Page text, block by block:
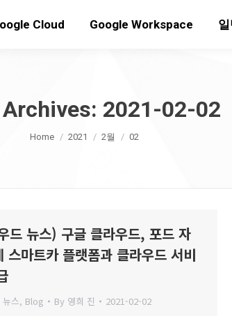
Cloud Google Workspace
2021-02-02
You are here:
Home 2021 2월 02
드 뉴스) 구글 클라우드, 포드 자
스마트카 플랫폼과 클라우드 서비
스, Blog By 영희 진 2021-02-02